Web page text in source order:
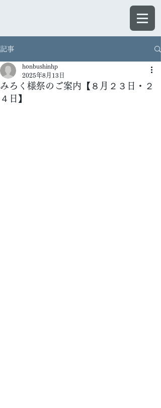
記事
みろく様祭のご案内【８月２３日・２
４日】
honbushinhp
2025年8月13日